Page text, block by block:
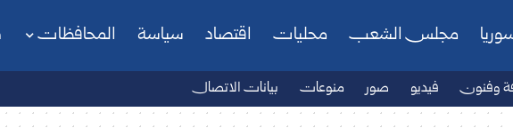
مجلس الشعب محليات اقتصاد سياسة المحافظات
وفنون فيديو صور منوعات بيانات الاتصال